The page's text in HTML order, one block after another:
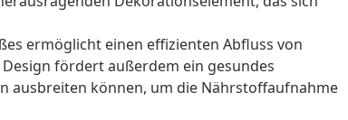
ermöglicht einen effizienten Abfluss von
fördert außerdem ein gesundes
ausbreiten können, um die Nährstoffaufnahme